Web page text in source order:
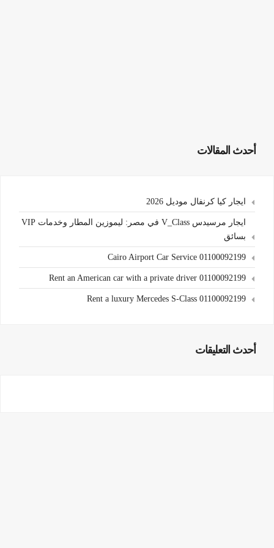
أحدث المقالات
ايجار كيا كرنفال موديل 2026
ايجار مرسيدس V_Class في مصر: ليموزين المطار وخدمات VIP
بسائق
Cairo Airport Car Service 01100092199
Rent an American car with a private driver 01100092199
Rent a luxury Mercedes S-Class 01100092199
أحدث التعليقات